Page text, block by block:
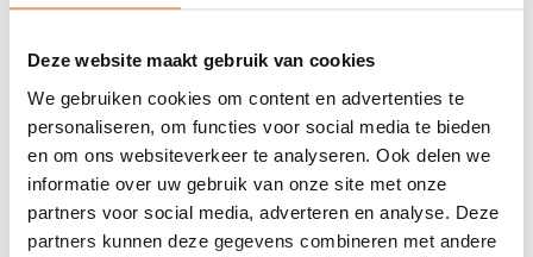
Deze website maakt gebruik van cookies
We gebruiken cookies om content en advertenties te
personaliseren, om functies voor social media te bieden
en om ons websiteverkeer te analyseren. Ook delen we
informatie over uw gebruik van onze site met onze
partners voor social media, adverteren en analyse. Deze
partners kunnen deze gegevens combineren met andere
Mooie rustige marmerlook.
Kies het aantal:
Gebruik de
handige
berekentool:
Berekentool